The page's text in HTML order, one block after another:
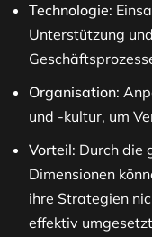
Technologie:
Unterstützung
Organisation:
und -kultur, um
Vorteil: Durch die
Dimensionen
ihre Strategien
effektiv